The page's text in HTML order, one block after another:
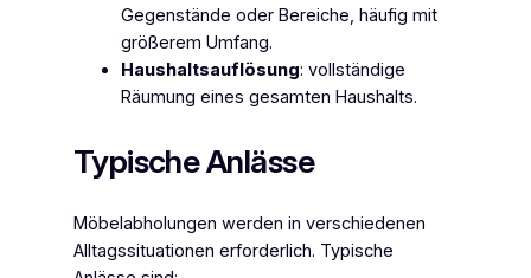
Gegenstände oder Bereiche, häufig mit
größerem Umfang.
Haushaltsauflösung: vollständige
Räumung eines gesamten Haushalts.
Typische Anlässe
Möbelabholungen werden in verschiedenen
Alltagssituationen erforderlich. Typische